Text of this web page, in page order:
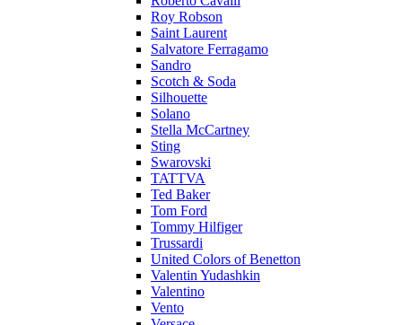
Roy Robson
Saint Laurent
Salvatore Ferragamo
Sandro
Scotch & Soda
Silhouette
Solano
Stella McCartney
Sting
Swarovski
TATTVA
Ted Baker
Tom Ford
Tommy Hilfiger
Trussardi
United Colors of Benetton
Valentin Yudashkin
Valentino
Vento